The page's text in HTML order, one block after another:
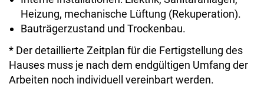
Heizung, mechanische Lüftung (Rekuperation).
Bauträgerzustand und Trockenbau.
* Der detaillierte Zeitplan für die Fertigstellung des
Hauses muss je nach dem endgültigen Umfang der
Arbeiten noch individuell vereinbart werden.